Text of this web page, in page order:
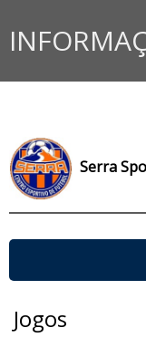
Serra
Jogos